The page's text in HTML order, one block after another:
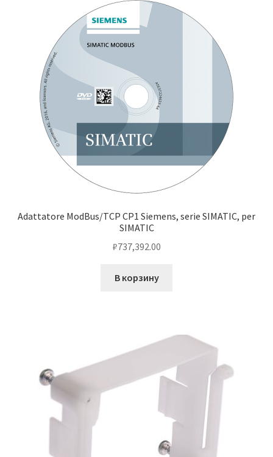
Adattatore ModBus/TCP CP1 Siemens, serie SIMATIC, per
SIMATIC
₽737,392.00
В корзину